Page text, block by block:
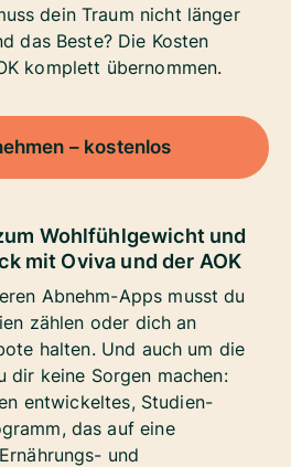
dein Traum nicht länger
das Beste? Die Kosten
komplett übernommen.
– kostenlos
Wohlfühlgewicht und
mit Oviva und der AOK
Abnehm-Apps musst du
zählen oder dich an
halten. Und auch um die
dir keine Sorgen machen:
entwickeltes, Studien-
das auf eine
und